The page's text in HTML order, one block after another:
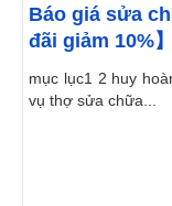
Báo giá sửa
đãi giảm 10%】
mục lục1 2 huy
vụ thợ sửa chữa...